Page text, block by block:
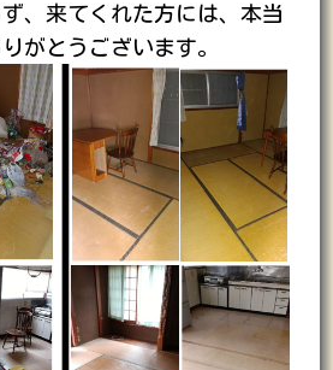
、来てくれた方には、本当
がとうございます。